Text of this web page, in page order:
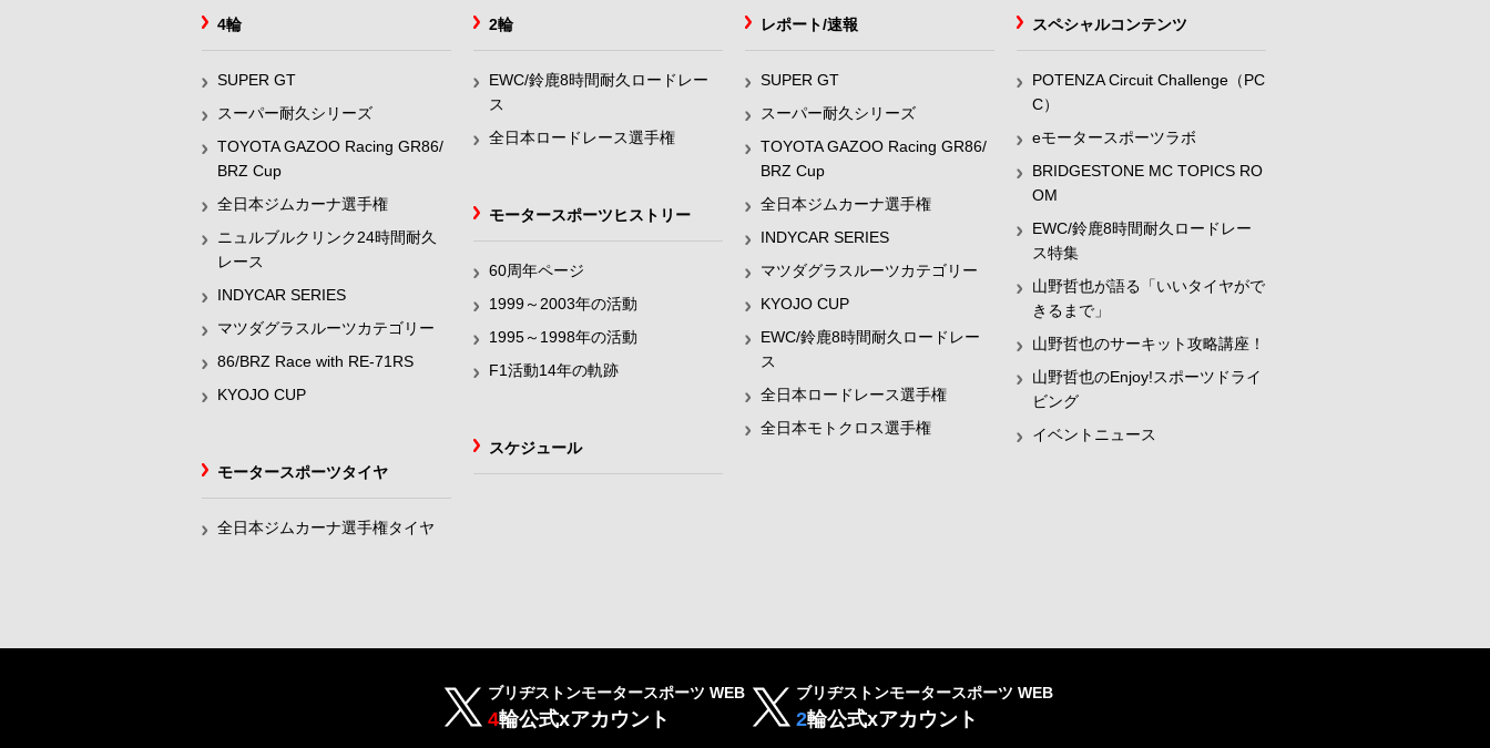
4輪
SUPER GT
スーパー耐久シリーズ
TOYOTA GAZOO Racing GR86/
BRZ Cup
全日本ジムカーナ選手権
ニュルブルクリンク24時間耐久
レース
INDYCAR SERIES
マツダグラスルーツカテゴリー
86/BRZ Race with RE-71RS
KYOJO CUP
2輪
EWC/鈴鹿8時間耐久ロードレー
ス
全日本ロードレース選手権
レポート/速報
SUPER GT
スーパー耐久シリーズ
TOYOTA GAZOO Racing GR86/
BRZ Cup
全日本ジムカーナ選手権
INDYCAR SERIES
マツダグラスルーツカテゴリー
KYOJO CUP
EWC/鈴鹿8時間耐久ロードレー
ス
全日本ロードレース選手権
全日本モトクロス選手権
スペシャルコンテンツ
POTENZA Circuit Challenge（PC
C）
eモータースポーツラボ
BRIDGESTONE MC TOPICS RO
OM
EWC/鈴鹿8時間耐久ロードレー
ス特集
山野哲也が語る「いいタイヤがで
きるまで」
山野哲也のサーキット攻略講座！
山野哲也のEnjoy!スポーツドライ
ビング
イベントニュース
モータースポーツヒストリー
60周年ページ
1999～2003年の活動
1995～1998年の活動
F1活動14年の軌跡
スケジュール
モータースポーツタイヤ
全日本ジムカーナ選手権タイヤ
ブリヂストンモータースポーツ WEB
4輪公式xアカウント
ブリヂストンモータースポーツ WEB
2輪公式xアカウント